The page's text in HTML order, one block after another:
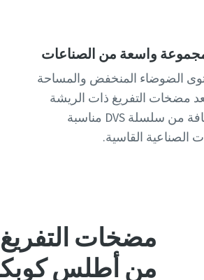
واسعة من الصناعات
الضوضاء المنخفض والمساحة
مضخات التفريغ ذات الريشة
الدوارة الجافة من سلسلة DVS مناسبة
الصناعية القاسية.
من أطلس
طلب
طلب
طلب
طلب
طلب